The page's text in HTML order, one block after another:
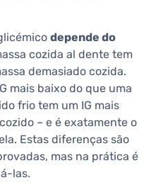
depende do
cozida al dente tem
demasiado cozida.
mais baixo do que uma
frio tem um IG mais
– e é exatamente o
Estas diferenças são
mas na prática é
las.